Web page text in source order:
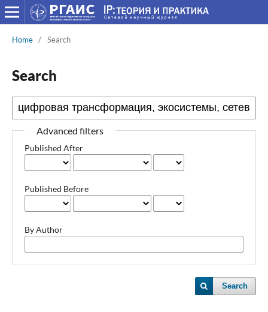
Home / Search
Search
Advanced filters
Published After
Published Before
By Author
Search